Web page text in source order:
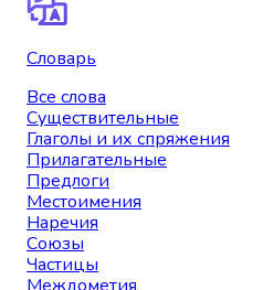
Словарь
Все слова
Существительные
Глаголы и их спряжения
Прилагательные
Предлоги
Местоимения
Наречия
Союзы
Частицы